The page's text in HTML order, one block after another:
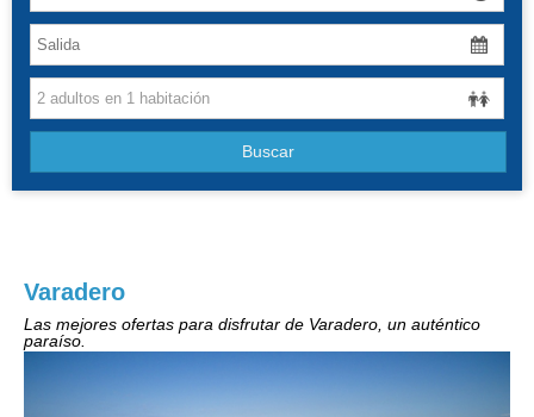
Canarias
Baleares
Grandes Viajes
Hoteles
Buscar
Varadero
Las mejores ofertas para disfrutar de Varadero, un auténtico
paraíso.